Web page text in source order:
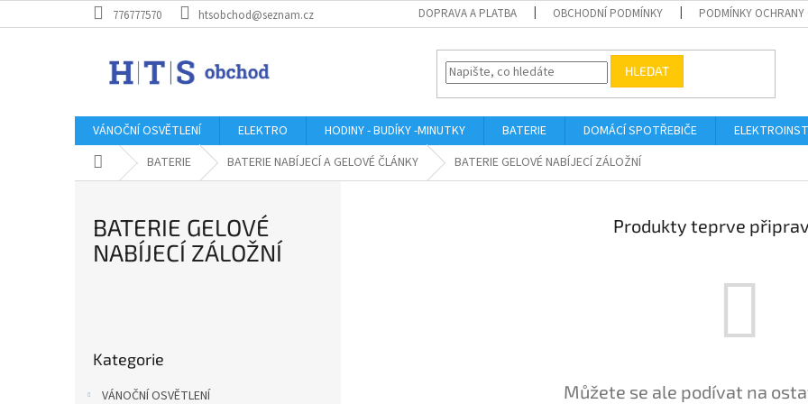
na
776777570 htsobchod@seznam.cz DOPRAVA A PLATBA OBCHODNÍ PODMÍNKY PODMÍNKY OCHRANY
HLEDAT
VÁNOČNÍ OSVĚTLENÍ ELEKTRO HODINY - BUDÍKY -MINUTKY BATERIE DOMÁCÍ SPOTŘEBIČE
Domů BATERIE BATERIE NABÍJECÍ A GELOVÉ ČLÁNKY BATERIE GELOVÉ NABÍJECÍ ZÁLOŽNÍ
BATERIE GELOVÉ
NABÍJECÍ ZÁLOŽNÍ
kategorie
Kategorie
VÁNOČNÍ OSVĚTLENÍ
Produkty teprve
Můžete se ale podívat na